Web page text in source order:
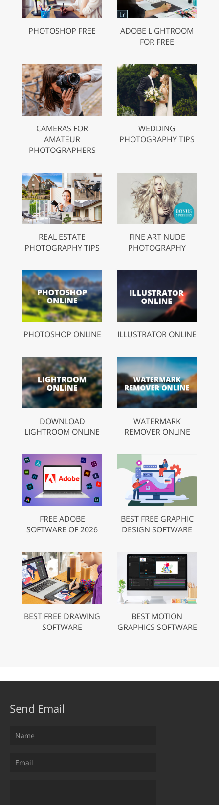
PHOTOSHOP FREE
ADOBE LIGHTROOM
FOR FREE
CAMERAS FOR
AMATEUR
PHOTOGRAPHERS
WEDDING
PHOTOGRAPHY TIPS
REAL ESTATE
PHOTOGRAPHY TIPS
FINE ART NUDE
PHOTOGRAPHY
PHOTOSHOP ONLINE ILLUSTRATOR ONLINE
DOWNLOAD
LIGHTROOM ONLINE
WATERMARK
REMOVER ONLINE
FREE ADOBE
SOFTWARE OF 2026
BEST FREE GRAPHIC
DESIGN SOFTWARE
BEST FREE DRAWING
SOFTWARE
BEST MOTION
GRAPHICS SOFTWARE
Send Email